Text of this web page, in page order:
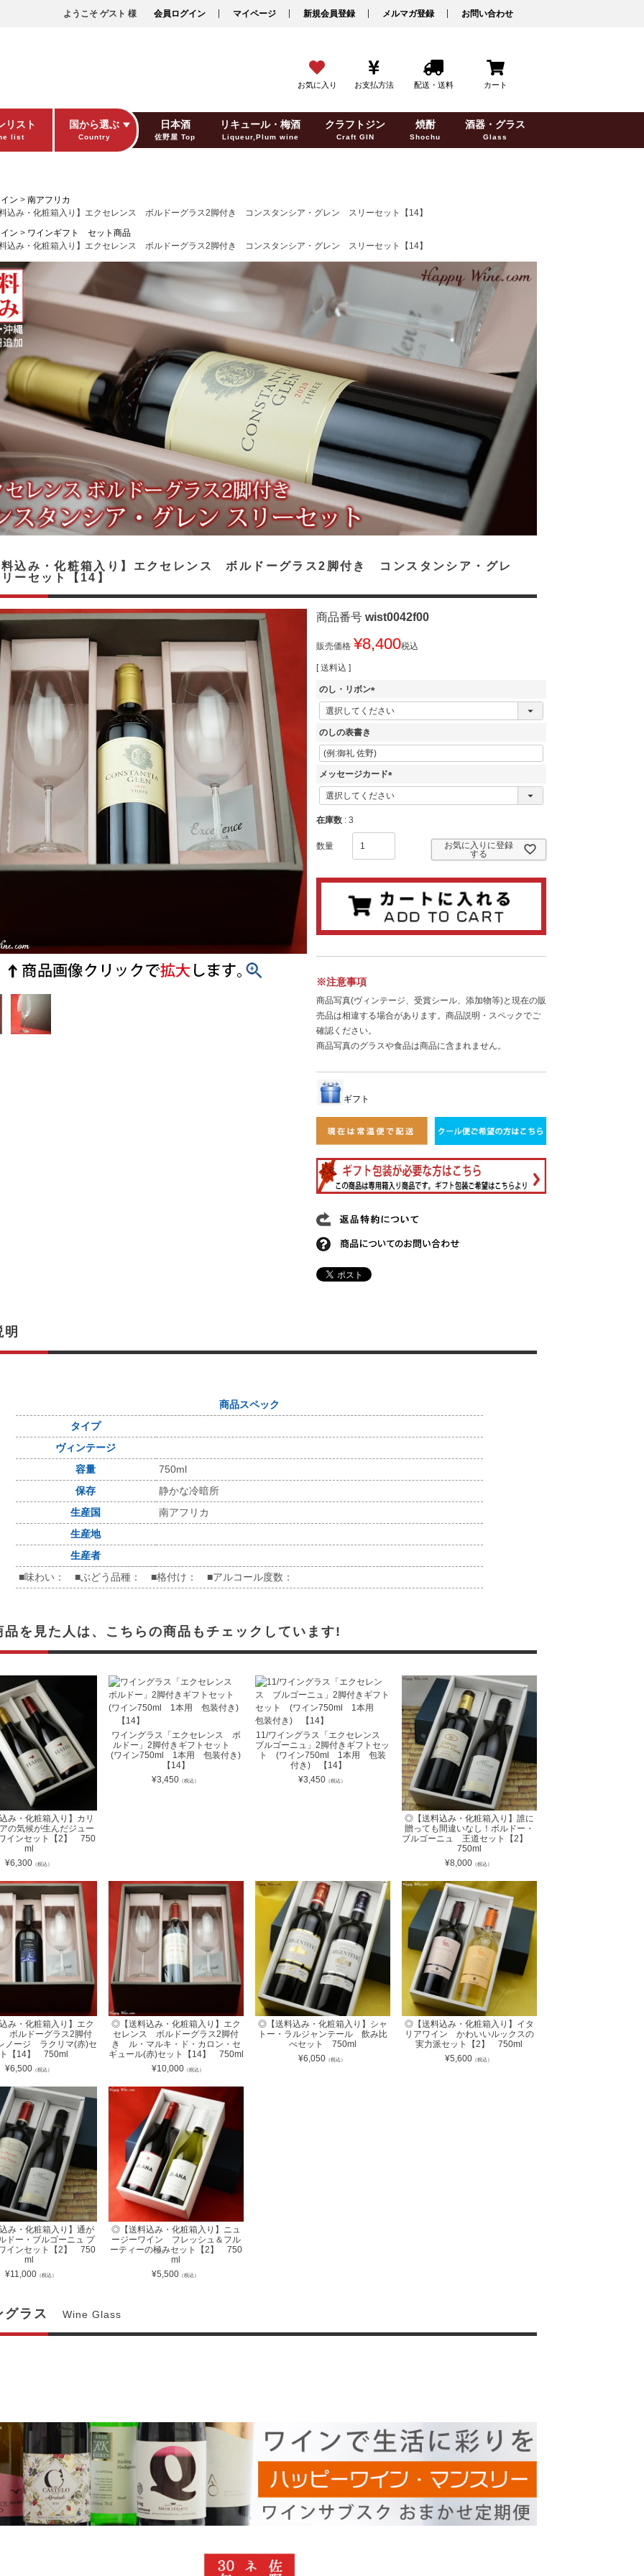
ようこそ ゲスト 様 会員ログイン マイページ 新規会員登録 メルマガ登録 お問い合わせ
お気に入り お支払方法 配送・送料 カート
リスト
list
国から選ぶ
Country
日本酒
佐野屋 Top
リキュール・梅酒
Liqueur,Plum wine
クラフトジン
Craft GIN
焼酎
Shochu
酒器・グラス
Glass
ン
南アフリカ
込み・化粧箱入り】エクセレンス ボルドーグラス2脚付き コンスタンシア・グレン スリーセット【14】
ン
ワインギフト セット商品
込み・化粧箱入り】エクセレンス ボルドーグラス2脚付き コンスタンシア・グレン スリーセット【14】
込み・化粧箱入り】エクセレンス ボルドーグラス2脚付き コンスタンシア・グレ
ーセット【14】
商品番号 wist0042f00
販売価格 ¥8,400税込
送料込
のし・リボン
(
必
)
のしの表書き
メッセージカード
(
必
在庫数 3
お気に入りに登録
する
※注意事項
商品写真(ヴィンテージ、受賞シール、添加物等)と現在の販
売品は相違する場合があります。商品説明・スペックでご
確認ください。
商品写真のグラスや食品は商品に含まれません。
ギフト
商品スペック
タイプ
ヴィンテージ
容量
750ml
保存
静かな冷暗所
生産国
南アフリカ
生産地
生産者
■味わい： ■ぶどう品種： ■格付け： ■アルコール度数：
品を見た人は、こちらの商品もチェックしています!
み・化粧箱入り】カリ
の気候が生んだジュー
インセット【2】 750
ml
¥6,300（税込）
ワイングラス「エクセレンス ボ
ルドー」2脚付きギフトセット
(ワイン750ml 1本用 包装付き)
【14】
¥3,450（税込）
11/ワイングラス「エクセレンス
ブルゴーニュ」2脚付きギフトセッ
ト (ワイン750ml 1本用 包装
付き) 【14】
¥3,450（税込）
◎【送料込み・化粧箱入り】誰に
贈っても間違いなし！ボルドー・
ブルゴーニュ 王道セット【2】
750ml
¥8,000（税込）
み・化粧箱入り】エク
ボルドーグラス2脚付
ージ ラクリマ(赤)セ
【14】 750ml
¥6,500（税込）
◎【送料込み・化粧箱入り】エク
セレンス ボルドーグラス2脚付
き ル・マルキ・ド・カロン・セ
ギュール(赤)セット【14】 750ml
¥10,000（税込）
◎【送料込み・化粧箱入り】シャ
トー・ラルジャンテール 飲み比
べセット 750ml
¥6,050（税込）
◎【送料込み・化粧箱入り】イタ
リアワイン かわいいルックスの
実力派セット【2】 750ml
¥5,600（税込）
み・化粧箱入り】通が
ドー・ブルゴーニュ プ
インセット【2】 750
ml
¥11,000（税込）
◎【送料込み・化粧箱入り】ニュ
ージーワイン フレッシュ＆フル
ーティーの極みセット【2】 750
ml
¥5,500（税込）
グラス Wine Glass